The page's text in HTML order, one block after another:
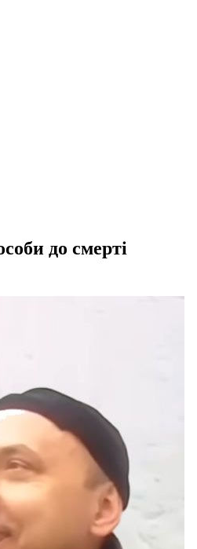
до смерті